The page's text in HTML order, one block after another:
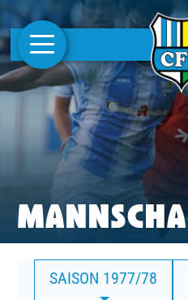
AKTUELLES
1. MANNSCHAFT
FRAUEN
CAMPUS
CLUB
SAISON 1977/78